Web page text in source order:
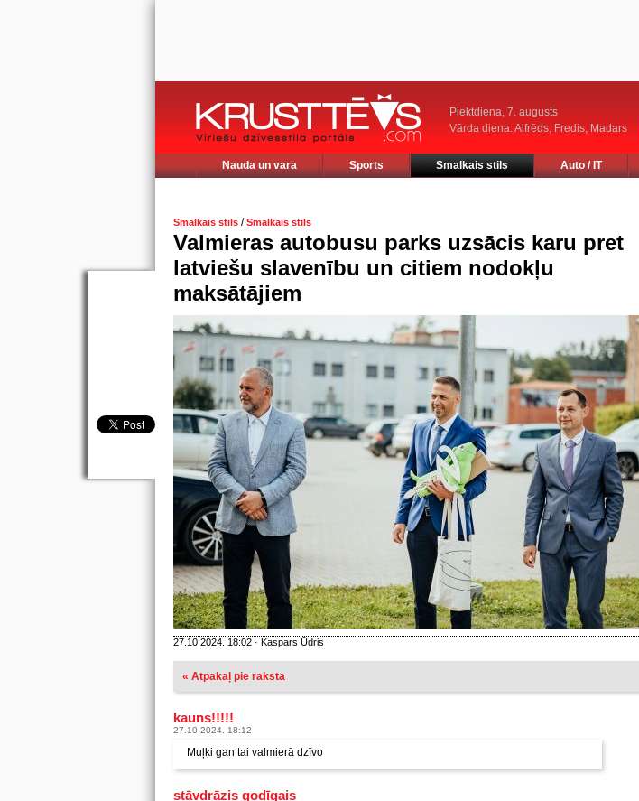
Piektdiena, 7. augusts
Vārda diena: Alfrēds, Fredis, Madars
Nauda un vara Sports Smalkais stils Auto / IT
Smalkais stils /Smalkais stils
Valmieras autobusu parks uzsācis karu pret
latviešu slavenību un citiem nodokļu
maksātājiem
27.10.2024. 18:02 · Kaspars Ūdris
« Atpakaļ pie raksta
kauns!!!!!
27.10.2024. 18:12
Muļķi gan tai valmierā dzīvo
stāvdrāzis godīgais